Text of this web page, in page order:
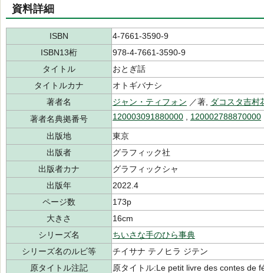
資料詳細
ISBN
4-7661-3590-9
ISBN13桁
978-4-7661-3590-9
タイトル
おとぎ話
タイトルカナ
オトギバナシ
著者名
ジャン・ティフォン ／著,
ダコスタ吉村
著者名典拠番号
120003091880000 120002788870000
出版地
東京
出版者
グラフィック社
出版者カナ
グラフィックシャ
出版年
2022.4
ページ数
173p
大きさ
16cm
シリーズ名
ちいさな手のひら事典
シリーズ名のルビ等
チイサナ テノヒラ ジテン
原タイトル注記
原タイトル:Le petit livre des contes de